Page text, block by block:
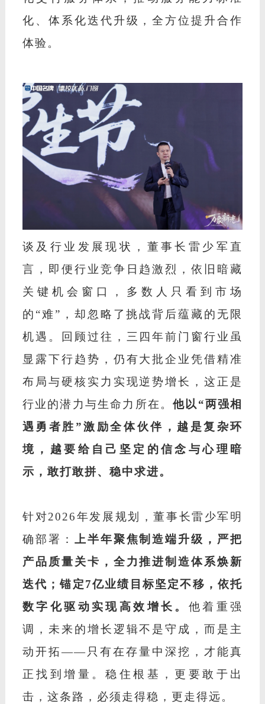
化、体系化迭代升级，全方位提升合作
体验。
谈及行业发展现状，董事长雷少军直
言，即便行业竞争日趋激烈，依旧暗藏
关键机会窗口，多数人只看到市场
的 “难”，却忽略了挑战背后蕴藏的无限
机遇。回顾过往，三四年前门窗行业虽
显露下行趋势，仍有大批企业凭借精准
布局与硬核实力实现逆势增长，这正是
行业的潜力与生命力所在。他以 “两强相
遇勇者胜”激励全体伙伴，越是复杂环
境，越要给自己坚定的信念与心理暗
示，敢打敢拼、稳中求进。
针对2026年发展规划，董事长雷少军明
确部署： 上半年聚焦制造端升级，严把
产品质量关卡，全力推进制造体系焕新
迭代；锚定7亿业绩目标坚定不移，依托
数字化驱动实现高效增长。 他着重强
调，未来的增长逻辑不是守成，而是主
动开拓——只有在存量中深挖，才能真
正找到增量。稳住根基，更要敢于出
击，这条路，必须走得稳，更走得远。